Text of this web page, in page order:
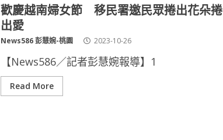
歡慶越南婦女節 移民署邀民眾捲出花朵捲
出愛
News586 彭慧婉-桃園 2023-10-26
【News586／記者彭慧婉報導】1
Read More